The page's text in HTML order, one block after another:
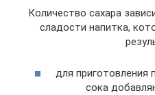
Количество сахара
сладости напитка,
для приготовления
сока